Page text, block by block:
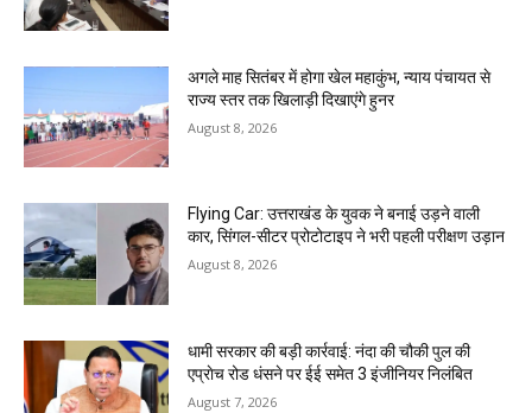
अगले माह सितंबर में होगा खेल महाकुंभ, न्याय पंचायत से
राज्य स्तर तक खिलाड़ी दिखाएंगे हुनर
August 8, 2026
Flying Car: उत्तराखंड के युवक ने बनाई उड़ने वाली
कार, सिंगल-सीटर प्रोटोटाइप ने भरी पहली परीक्षण उड़ान
August 8, 2026
धामी सरकार की बड़ी कार्रवाई: नंदा की चौकी पुल की
एप्राेच रोड धंसने पर ईई समेत 3 इंजीनियर निलंबित
August 7, 2026